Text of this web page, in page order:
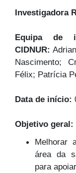
Investigadora
Equipa de
CIDNUR:
Nascimento;
Félix; Patrícia
Data de início:
Objetivo geral:
Melhorar
área da
para